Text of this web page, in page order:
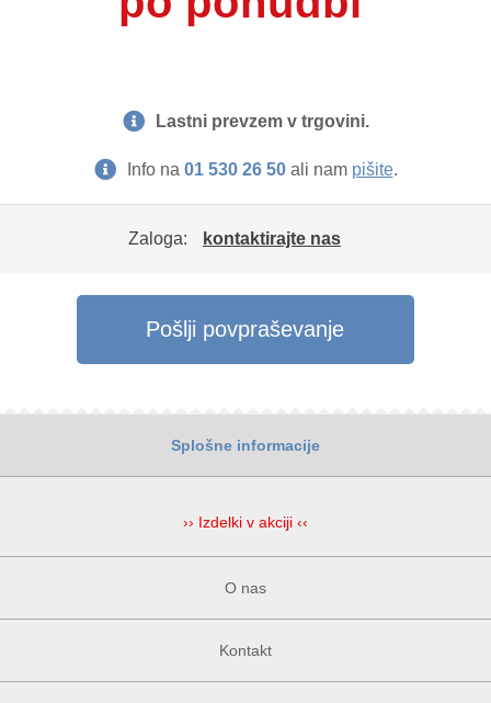
Lastni prevzem v trgovini.
Info na 01 530 26 50ali nam pišite.
Zaloga: kontaktirajte nas
Pošlji povpraševanje
Splošne informacije
›› Izdelki v akciji ‹‹
O nas
Kontakt